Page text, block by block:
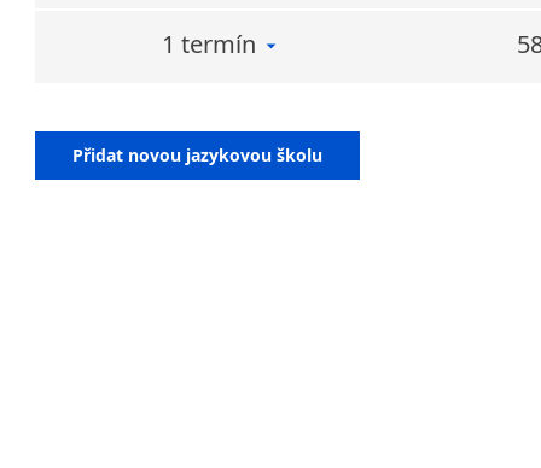
1 termín
Přidat novou jazykovou školu